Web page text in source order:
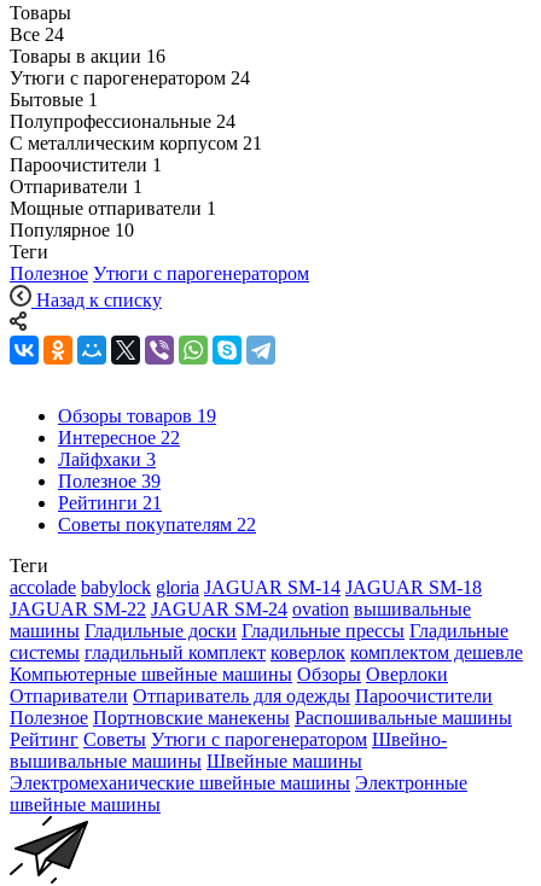
Товары
Все 24
Товары в акции 16
Утюги с парогенератором 24
Бытовые 1
Полупрофессиональные 24
С металлическим корпусом 21
Пароочистители 1
Отпариватели 1
Мощные отпариватели 1
Популярное 10
Теги
Полезное Утюги с парогенератором
Назад к списку
Обзоры товаров 19
Интересное 22
Лайфхаки 3
Полезное 39
Рейтинги 21
Советы покупателям 22
Теги
accolade babylock gloria JAGUAR SM-14 JAGUAR SM-18
JAGUAR SM-22 JAGUAR SM-24 ovation вышивальные
машины Гладильные доски Гладильные прессы Гладильные
системы гладильный комплект коверлок комплектом дешевле
Компьютерные швейные машины Обзоры Оверлоки
Отпариватели Отпариватель для одежды Пароочистители
Полезное Портновские манекены Распошивальные машины
Рейтинг Советы Утюги с парогенератором Швейно-
вышивальные машины Швейные машины
Электромеханические швейные машины Электронные
швейные машины